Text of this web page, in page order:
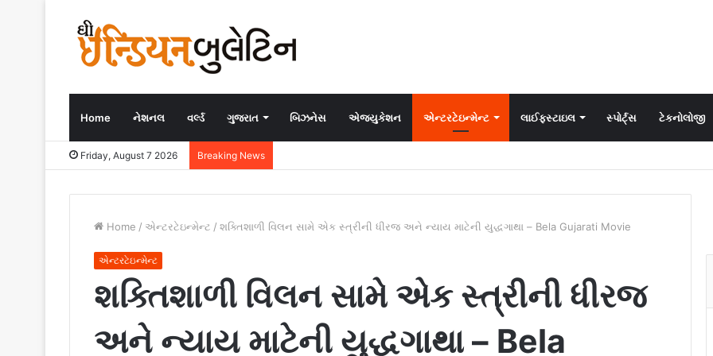
Home નેશનલ વર્લ્ડ ગુજરાત બિઝનેસ એજ્યુકેશન એન્ટરટેઇન્મેન્ટ લાઈફસ્ટાઇલ સ્પોર્ટ્સ ટેકનોલોજી
Friday, August 7 2026 Breaking News
Home / એન્ટરટેઇન્મેન્ટ / શક્તિશાળી વિલન સામે એક સ્ત્રીની ધીરજ અને ન્યાય માટેની યુદ્ધગાથા – Bela Gujarati Movie
એન્ટરટેઇન્મેન્ટ
શક્તિશાળી વિલન સામે એક સ્ત્રીની ધીરજ
અને ન્યાય માટેની યુદ્ધગાથા – Bela